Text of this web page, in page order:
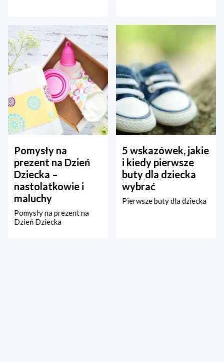
Pomysły na
prezent na Dzień
Dziecka –
nastolatkowie i
maluchy
Pomysły na prezent na
Dzień Dziecka
5 wskazówek, jakie
i kiedy pierwsze
buty dla dziecka
wybrać
Pierwsze buty dla dziecka